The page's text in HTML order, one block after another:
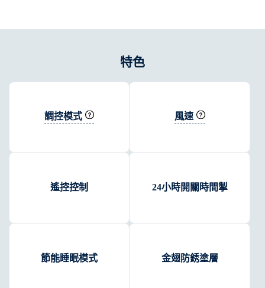
特色
調控模式 風速
遙控控制 24小時開關時間掣
節能睡眠模式 金翅防銹塗層